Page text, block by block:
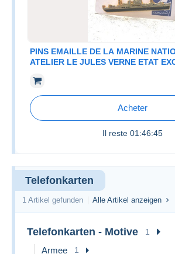
PINS EMAILLE DE LA MARINE
ATELIER LE JULES VERNE ETAT
Acheter
Il reste 01:46:45
Telefonkarten
1 Artikel gefunden Alle Artikel anzeigen
Telefonkarten - Motive 1
Armee 1